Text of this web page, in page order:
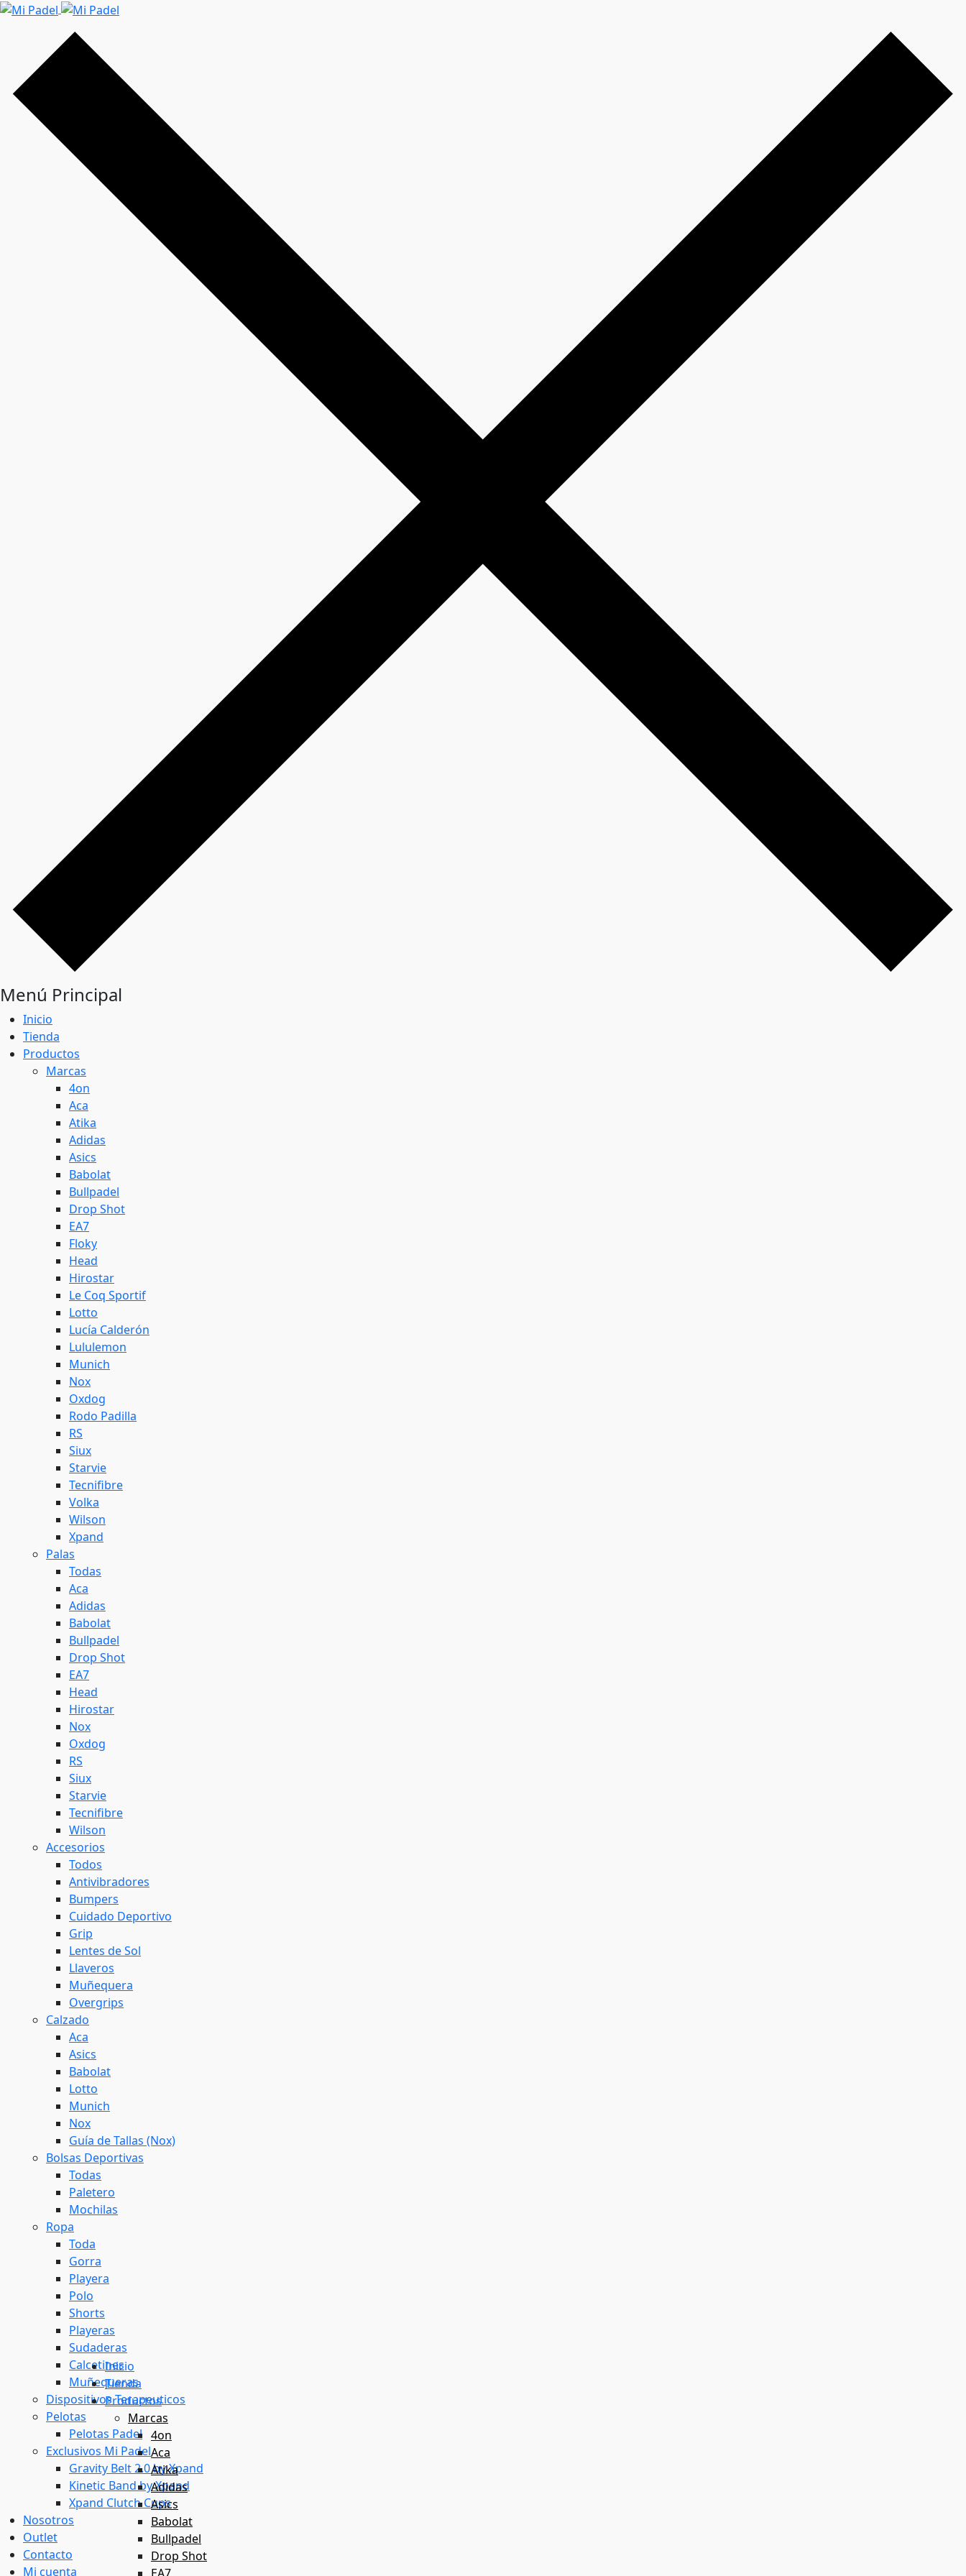
Menú Principal
Inicio
Tienda
Productos
Marcas
4on
Aca
Atika
Adidas
Asics
Babolat
Bullpadel
Drop Shot
EA7
Floky
Head
Hirostar
Le Coq Sportif
Lotto
Lucía Calderón
Lululemon
Munich
Nox
Oxdog
Rodo Padilla
RS
Siux
Starvie
Tecnifibre
Volka
Wilson
Xpand
Palas
Todas
Aca
Adidas
Babolat
Bullpadel
Drop Shot
EA7
Head
Hirostar
Nox
Oxdog
RS
Siux
Starvie
Tecnifibre
Wilson
Accesorios
Todos
Antivibradores
Bumpers
Cuidado Deportivo
Grip
Lentes de Sol
Llaveros
Muñequera
Overgrips
Calzado
Aca
Asics
Babolat
Lotto
Munich
Nox
Guía de Tallas (Nox)
Bolsas Deportivas
Todas
Paletero
Mochilas
Ropa
Toda
Gorra
Playera
Polo
Shorts
Playeras
Sudaderas
Calcetines
Muñequeras
Dispositivos Terapeuticos
Pelotas
Pelotas Padel
Exclusivos Mi Padel
Gravity Belt 2.0 by Xpand
Kinetic Band by Xpand
Xpand Clutch Cups
Nosotros
Outlet
Contacto
Mi cuenta
Inicio
Tienda
Productos
Marcas
4on
Aca
Atika
Adidas
Asics
Babolat
Bullpadel
Drop Shot